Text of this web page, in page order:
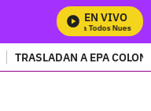
EN VIVO
Mira Todos Nuestros
TRASLADAN A EPA